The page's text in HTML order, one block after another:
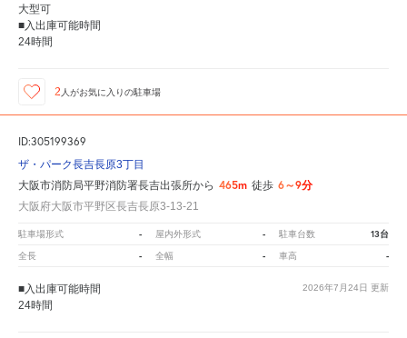
大型可
■入出庫可能時間
24時間
2 人がお気に入りの駐車場
ID:305199369
ザ・パーク長吉長原3丁目
大阪市消防局平野消防署長吉出張所から 465m 徒歩 6～9分
大阪府大阪市平野区長吉長原3-13-21
駐車場形式 - 屋内外形式 - 駐車台数 13台
全長 - 全幅 - 車高 -
2026年7月24日 更新
■入出庫可能時間
24時間